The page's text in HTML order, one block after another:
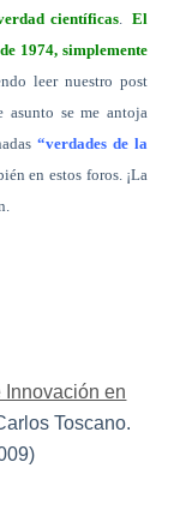
científicas. El
1974, simplemente
leer nuestro post
asunto se me antoja
“verdades de la
en estos foros. ¡La
Innovación en
Toscano.